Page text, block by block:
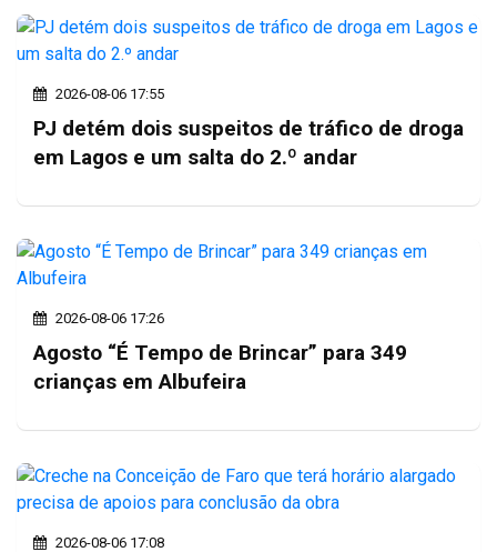
2026-08-06 17:55
PJ detém dois suspeitos de tráfico de droga
em Lagos e um salta do 2.º andar
2026-08-06 17:26
Agosto “É Tempo de Brincar” para 349
crianças em Albufeira
2026-08-06 17:08